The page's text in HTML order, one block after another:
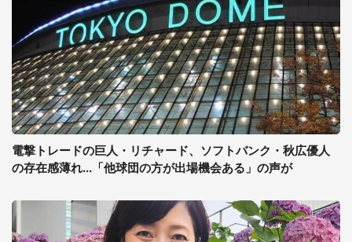
電撃トレードの巨人・リチャード、ソフトバンク・秋広優人
の存在感薄れ...「他球団の方が出場機会ある」の声が